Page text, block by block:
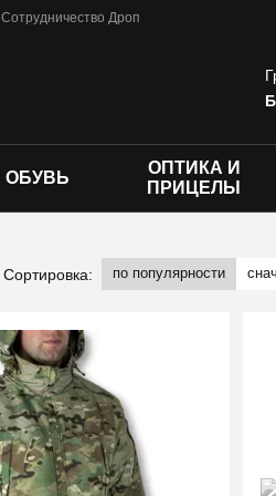
Сотрудничество Дроп
ОБУВЬ
ОПТИКА И
ПРИЦЕЛЫ
Сортировка: по популярности